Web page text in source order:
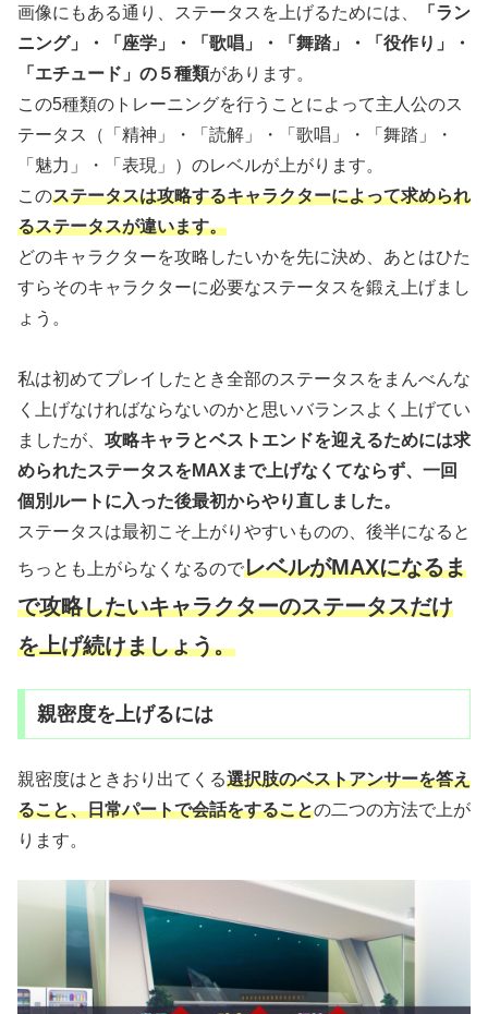
画像にもある通り、ステータスを上げるためには、
「ラン
ニング」・「座学」・「歌唱」・「舞踏」・「役作り」・
「エチュード」の５種類があります。
この5種類のトレーニングを行うことによって主人公のス
テータス（「精神」・「読解」・「歌唱」・「舞踏」・
「魅力」・「表現」）のレベルが上がります。
このステータスは攻略するキャラクターによって求められ
るステータスが違います。
どのキャラクターを攻略したいかを先に決め、あとはひた
すらそのキャラクターに必要なステータスを鍛え上げまし
ょう。
私は初めてプレイしたとき全部のステータスをまんべんな
く上げなければならないのかと思いバランスよく上げてい
ましたが、 攻略キャラとベストエンドを迎えるためには求
められたステータスをMAXまで上げなくてならず、一回
個別ルートに入った後最初からやり直しました。
ステータスは最初こそ上がりやすいものの、後半になると
ちっとも上がらなくなるのでレベルがMAXになるま
で攻略したいキャラクターのステータスだけ
を上げ続けましょう。
親密度を上げるには
親密度はときおり出てくる選択肢のベストアンサーを答え
ること、日常パートで会話をすることの二つの方法で上が
ります。